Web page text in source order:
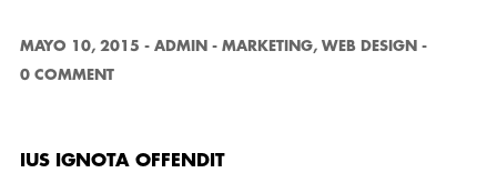
MAYO 10, 2015 - ADMIN - MARKETING, WEB DESIGN -
0 COMMENT
IUS IGNOTA OFFENDIT